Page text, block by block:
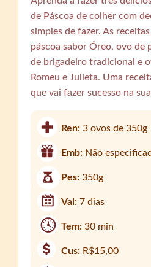
de Páscoa de colher com
simples de fazer. As
páscoa sabor Óreo, ovo de
de brigadeiro tradicional e
Romeu e Julieta. Uma
que vai fazer sucesso na
Ren:3 ovos de 350g
Emb: Não
Pes:350g
Val:7 dias
Tem:30 min
Cus: R$15,00